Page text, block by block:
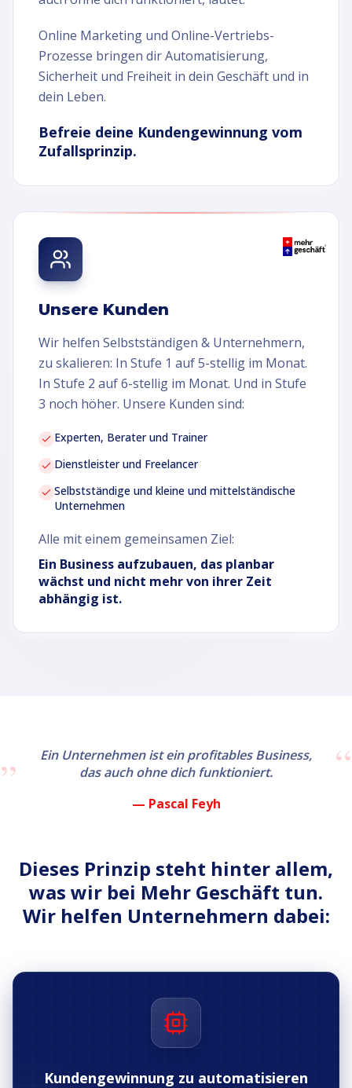
Online Marketing und Online-Vertriebs-
Prozesse bringen dir Automatisierung,
Sicherheit und Freiheit in dein Geschäft und in
dein Leben.
Befreie deine Kundengewinnung vom
Zufallsprinzip.
Unsere Kunden
Wir helfen Selbstständigen & Unternehmern,
zu skalieren: In Stufe 1 auf 5-stellig im Monat.
In Stufe 2 auf 6-stellig im Monat. Und in Stufe
3 noch höher. Unsere Kunden sind:
Experten, Berater und Trainer
Dienstleister und Freelancer
Selbstständige und kleine und mittelständische
Unternehmen
Alle mit einem gemeinsamen Ziel:
Ein Business aufzubauen, das planbar
wächst und nicht mehr von ihrer Zeit
abhängig ist.
„
Ein Unternehmen ist ein profitables Business,
das auch ohne dich funktioniert.
„
— Pascal Feyh
Dieses Prinzip steht hinter allem,
was wir bei Mehr Geschäft tun.
Wir helfen Unternehmern dabei:
Kundengewinnung zu automatisieren